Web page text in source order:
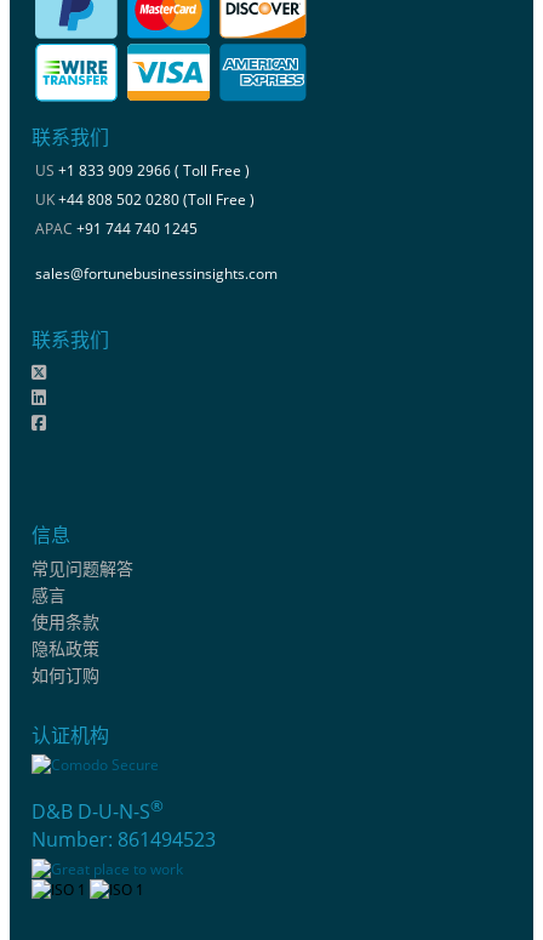
联系我们
US +1 833 909 2966 ( Toll Free )
UK+44 808 502 0280 (Toll Free )
APAC +91 744 740 1245
sales@fortunebusinessinsights.com
联系我们
信息
常见问题解答
感言
使用条款
隐私政策
如何订购
认证机构
D&B D-U-N-S®
Number: 861494523